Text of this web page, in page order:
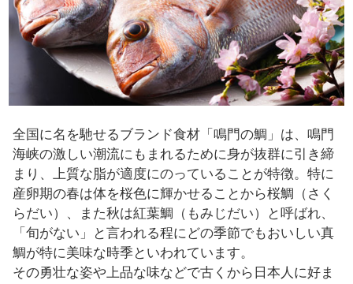
全国に名を馳せるブランド食材「鳴門の鯛」は、鳴門
海峡の激しい潮流にもまれるために身が抜群に引き締
まり、上質な脂が適度にのっていることが特徴。特に
産卵期の春は体を桜色に輝かせることから桜鯛（さく
らだい）、また秋は紅葉鯛（もみじだい）と呼ばれ、
「旬がない」と言われる程にどの季節でもおいしい真
鯛が特に美味な時季といわれています。
その勇壮な姿や上品な味などで古くから日本人に好ま